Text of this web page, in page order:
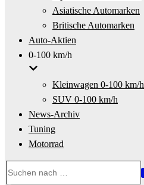
Asiatische Automarken
Britische Automarken
Auto-Aktien
0-100 km/h
Kleinwagen 0-100 km/h
SUV 0-100 km/h
News-Archiv
Tuning
Motorrad
nach …